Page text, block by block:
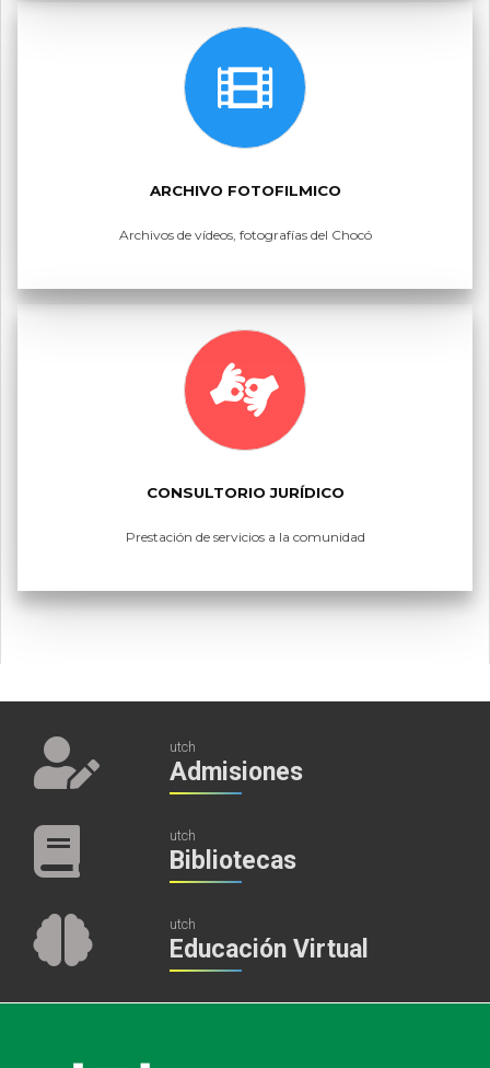
ARCHIVO FOTOFILMICO
Archivos de vídeos, fotografías del Chocó
CONSULTORIO JURÍDICO
Prestación de servicios a la comunidad
utch
Admisiones
utch
Bibliotecas
utch
Educación Virtual